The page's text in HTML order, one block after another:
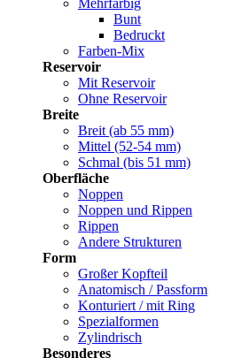
Mehrfarbig
Bunt
Bedruckt
Farben-Mix
Reservoir
Mit Reservoir
Ohne Reservoir
Breite
Breit (ab 55 mm)
Mittel (52-54 mm)
Schmal (bis 51 mm)
Oberfläche
Noppen
Noppen und Rippen
Rippen
Andere Strukturen
Form
Großer Kopfteil
Anatomisch / Passform
Konturiert / mit Ring
Spezialformen
Zylindrisch
Besonderes